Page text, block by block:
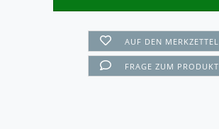
AUF DEN MERKZETTEL
FRAGE ZUM PRODUKT